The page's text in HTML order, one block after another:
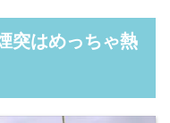
突はめっちゃ熱